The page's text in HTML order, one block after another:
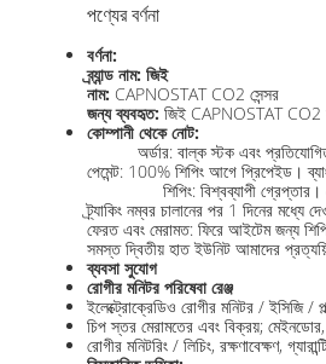
পণ্যের বর্ণনা
বর্ণনা:
ব্র্যান্ড নাম: জিই
নাম: CAPNOSTAT CO2 সেন্সর
জন্য ব্যবহৃত: জিই CAPNOSTAT CO2
কোম্পানী থেকে নোট:
অর্ডার: বাল্ক স্টক এবং
পেমেন্ট: 100% শিপিং আগে প্রিপেইড।
শিপিং: বিশ্বব্যাপী
ট্র্যাকিং নম্বর চালানের পর 1 দিনের মধ্যে
ফেরত এবং মেরামত: ফিরে আইটেম জন্য
সমস্ত দ্বিতীয় হাত ইউনিট আমাদের
ব্যবসা সুযোগ
রোগীর মনিটর পরিষেবা রেঞ্জ
ইলেক্ট্রোক্রেডিও রোগীর মনিটর / ইসিজি /
চিপ স্তর মেরামতের এবং বিক্রয়;
রোগীর মনিটরিং / লিচিং, রক্ষণাবেক্ষণ,